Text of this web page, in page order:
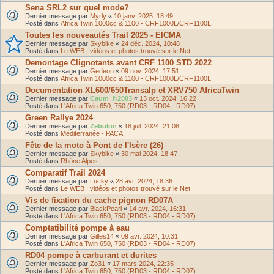
Sena SRL2 sur quel mode?
Dernier message par Myrly « 10 janv. 2025, 18:49
Posté dans Africa Twin 1000cc & 1100 - CRF1000L/CRF1100L
Toutes les nouveautés Trail 2025 - EICMA
Dernier message par Skybike « 24 déc. 2024, 10:48
Posté dans Le WEB : vidéos et photos trouvé sur le Net
Demontage Clignotants avant CRF 1100 STD 2022
Dernier message par Gedeon « 09 nov. 2024, 17:51
Posté dans Africa Twin 1000cc & 1100 - CRF1000L/CRF1100L
Documentation XL600/650Transalp et XRV750 AfricaTwin
Dernier message par Caum_fr2003 « 13 oct. 2024, 16:22
Posté dans L'Africa Twin 650, 750 (RD03 - RD04 - RD07)
Green Rallye 2024
Dernier message par Zebulon « 18 juil. 2024, 21:08
Posté dans Méditerranée - PACA
Fête de la moto à Pont de l'Isère (26)
Dernier message par Skybike « 30 mai 2024, 18:47
Posté dans Rhône Alpes
Comparatif Trail 2024
Dernier message par Lucky « 28 avr. 2024, 18:36
Posté dans Le WEB : vidéos et photos trouvé sur le Net
Vis de fixation du cache pignon RD07A
Dernier message par BlackPearl « 14 avr. 2024, 16:31
Posté dans L'Africa Twin 650, 750 (RD03 - RD04 - RD07)
Comptatibilité pompe à eau
Dernier message par Gilles14 « 09 avr. 2024, 10:31
Posté dans L'Africa Twin 650, 750 (RD03 - RD04 - RD07)
RD04 pompe à carburant et durites
Dernier message par Zo31 « 17 mars 2024, 22:35
Posté dans L'Africa Twin 650, 750 (RD03 - RD04 - RD07)